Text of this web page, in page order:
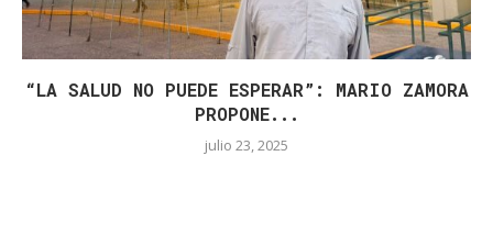
“LA SALUD NO PUEDE ESPERAR”: MARIO ZAMORA
PROPONE...
julio 23, 2025